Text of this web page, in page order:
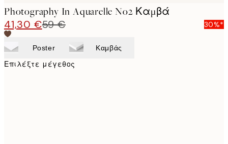
Photography In Aquarelle No2 Καμβά
41,30 €59 € 30%*
Poster Καμβάς
Επιλέξτε μέγεθος